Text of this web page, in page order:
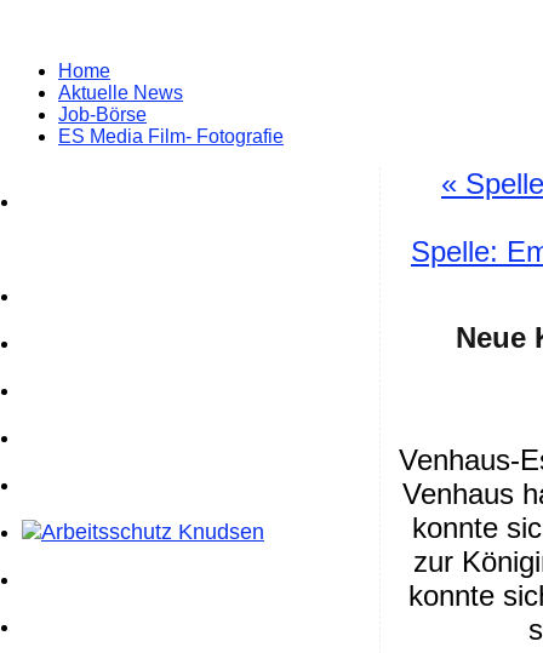
Zum
Inhalt
springen
Home
Aktuelle News
Job-Börse
ES Media Film- Fotografie
«
Spelle:
Neue
Venhaus-
Venhaus
konnte
zur
konnte